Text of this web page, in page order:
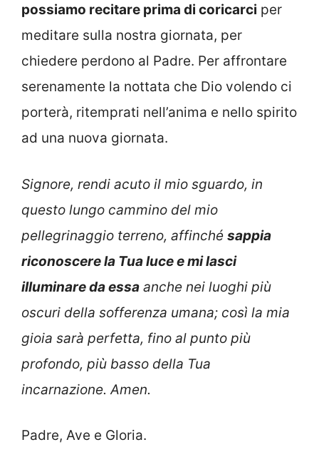
possiamo recitare prima di coricarci per
meditare sulla nostra giornata, per
chiedere perdono al Padre. Per affrontare
serenamente la nottata che Dio volendo ci
porterà, ritemprati nell’anima e nello spirito
ad una nuova giornata.
Signore, rendi acuto il mio sguardo, in
questo lungo cammino del mio
pellegrinaggio terreno, affinché sappia
riconoscere la Tua luce e mi lasci
illuminare da essa anche nei luoghi più
oscuri della sofferenza umana; così la mia
gioia sarà perfetta, fino al punto più
profondo, più basso della Tua
incarnazione. Amen.
Padre, Ave e Gloria.